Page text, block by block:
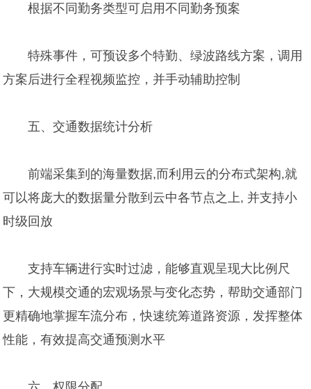
根据不同勤务类型可启用不同勤务预案
特殊事件，可预设多个特勤、绿波路线方案，调用
方案后进行全程视频监控，并手动辅助控制
五、交通数据统计分析
前端采集到的海量数据,而利用云的分布式架构,就
可以将庞大的数据量分散到云中各节点之上, 并支持小
时级回放
支持车辆进行实时过滤，能够直观呈现大比例尺
下，大规模交通的宏观场景与变化态势，帮助交通部门
更精确地掌握车流分布，快速统筹道路资源，发挥整体
性能，有效提高交通预测水平